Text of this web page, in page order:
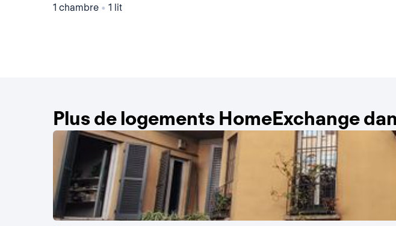
1 chambre • 1 lit
Plus de logements HomeExchange